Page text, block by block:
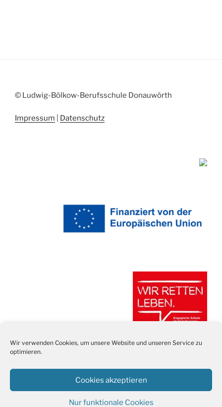
Wir verwenden Cookies, um unsere Website und unseren Service zu
optimieren.
Cookies akzeptieren
Nur funktionale Cookies
© Ludwig-Bölkow-Berufsschule Donauwörth
Impressum Datenschutz
Stolz präsentiert von WordPress